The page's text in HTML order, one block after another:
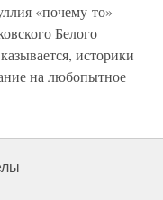
«почему-то»
Белого
историки
на любопытное